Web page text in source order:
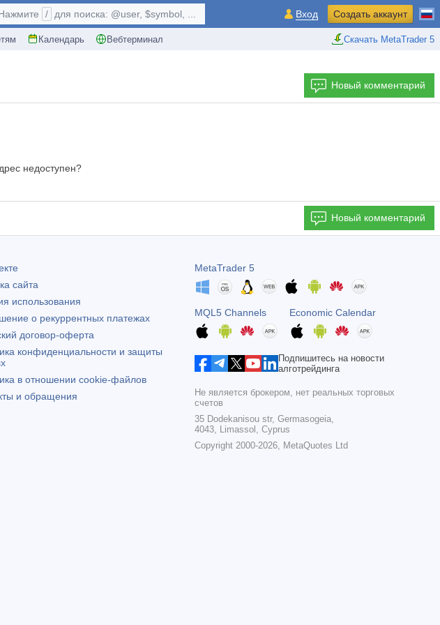
Календарь Вебтерминал Скачать MetaTrader 5
/ для поиска: @user, $symbol, ... Вход Создать аккаунт
Новый комментарий
недоступен?
Новый комментарий
сайта
использования
о рекуррентных платежах
договор-оферта
конфиденциальности и защиты
в отношении cookie-файлов
и обращения
MetaTrader 5
MQL5 Channels Economic Calendar
Подпишитесь на новости
алготрейдинга
Не является брокером, нет реальных торговых
счетов
35 Dodekanisou str, Germasogeia,
4043, Limassol, Cyprus
Copyright 2000-2026, MetaQuotes Ltd